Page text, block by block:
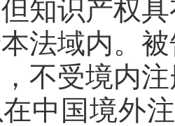
知识产权
法域内。
不受境内
中国境外